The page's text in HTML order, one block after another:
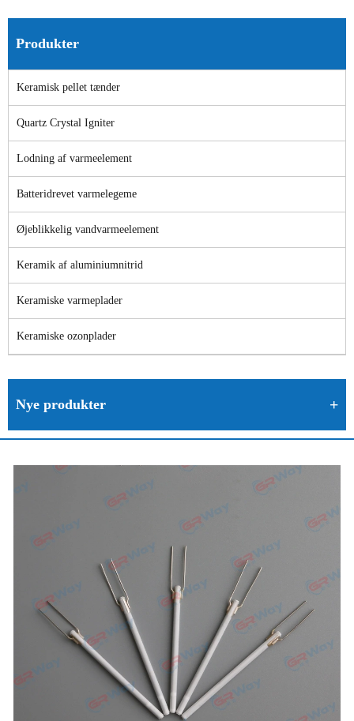
Produkter
Keramisk pellet tænder
Quartz Crystal Igniter
Lodning af varmeelement
Batteridrevet varmelegeme
Øjeblikkelig vandvarmeelement
Keramik af aluminiumnitrid
Keramiske varmeplader
Keramiske ozonplader
Nye produkter